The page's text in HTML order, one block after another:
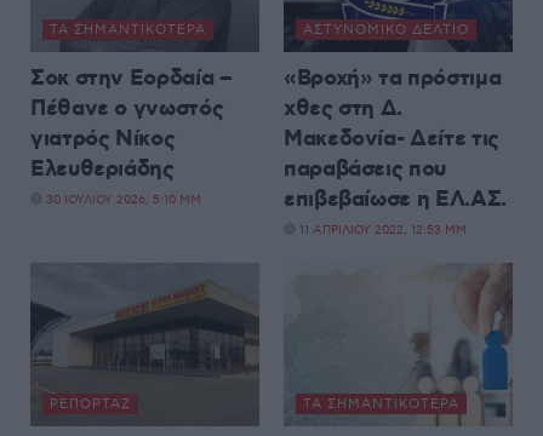
ΤΑ ΣΗΜΑΝΤΙΚΟΤΕΡΑ
Σοκ στην Εορδαία –
Πέθανε o γνωστός
γιατρός Νίκος
Ελευθεριάδης
30 ΙΟΥΛΊΟΥ 2026, 5:10 ΜΜ
ΑΣΤΥΝΟΜΙΚΌ ΔΕΛΤΊΟ
«Βροχή» τα πρόστιμα
χθες στη Δ.
Μακεδονία- Δείτε τις
παραβάσεις που
επιβεβαίωσε η ΕΛ.ΑΣ.
11 ΑΠΡΙΛΊΟΥ 2022, 12:53 ΜΜ
ΡΕΠΟΡΤΆΖ ΤΑ ΣΗΜΑΝΤΙΚΟΤΕΡΑ